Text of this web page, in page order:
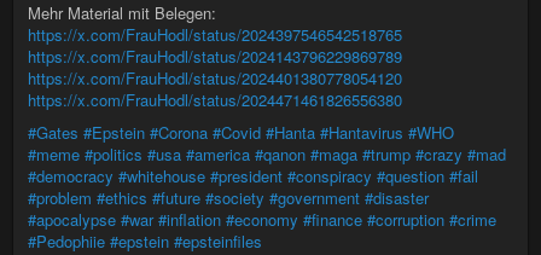
Mehr Material mit Belegen:
https://x.com/FrauHodl/status/2024397546542518765
https://x.com/FrauHodl/status/2024143796229869789
https://x.com/FrauHodl/status/2024401380778054120
https://x.com/FrauHodl/status/2024471461826556380
#Gates #Epstein #Corona #Covid #Hanta #Hantavirus #WHO
#meme #politics #usa #america #qanon #maga #trump #crazy #mad
#democracy #whitehouse #president #conspiracy #question #fail
#problem #ethics #future #society #government #disaster
#apocalypse #war #inflation #economy #finance #corruption #crime
#Pedophiie #epstein #epsteinfiles